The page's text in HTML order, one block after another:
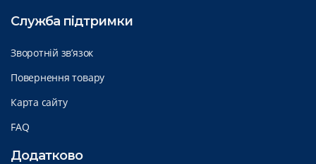
Служба підтримки
Зворотній зв’язок
Повернення товару
Карта сайту
FAQ
Додатково